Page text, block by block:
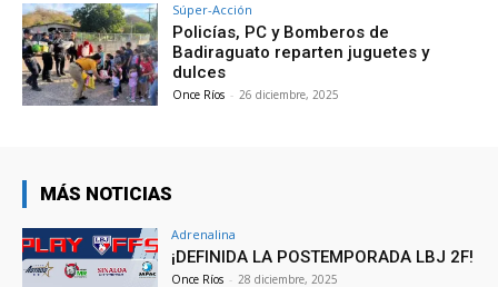
Súper-Acción
Policías, PC y Bomberos de
Badiraguato reparten juguetes y
dulces
Once Ríos - 26 diciembre, 2025
MÁS NOTICIAS
Adrenalina
¡DEFINIDA LA POSTEMPORADA LBJ 2F!
Once Ríos - 28 diciembre, 2025